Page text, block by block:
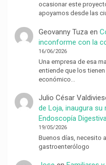
ocasionar este
apoyamos desde las
Geovanny Tuzaen
inconforme con la
16/06/2026
Una empresa de esa
entiende que los
económico…
Julio César
de Loja, inaugura
Endoscopía
19/05/2026
Buenos días, necesito
gastroenterólogo